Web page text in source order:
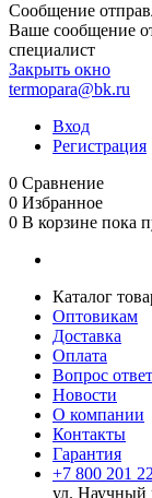
Сообщение
Ваше сообщение
специалист
Закрыть окно
termopara@bk.ru
Вход
Регистрация
0 Сравнение
0 Избранное
0 В корзине пока
Каталог
Оптовикам
Доставка
Оплата
Вопрос ответ
Новости
О компании
Контакты
Гарантия
+7 800 201
ул. Научный